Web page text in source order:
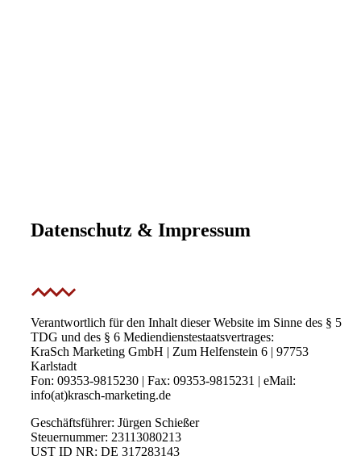
Datenschutz & Impressum
Verantwortlich für den Inhalt dieser Website im Sinne des § 5
TDG und des § 6 Mediendienstestaatsvertrages:
KraSch Marketing GmbH | Zum Helfenstein 6 | 97753
Karlstadt
Fon: 09353-9815230 | Fax: 09353-9815231 | eMail:
info(at)krasch-marketing.de
Geschäftsführer: Jürgen Schießer
Steuernummer: 23113080213
UST ID NR: DE 317283143